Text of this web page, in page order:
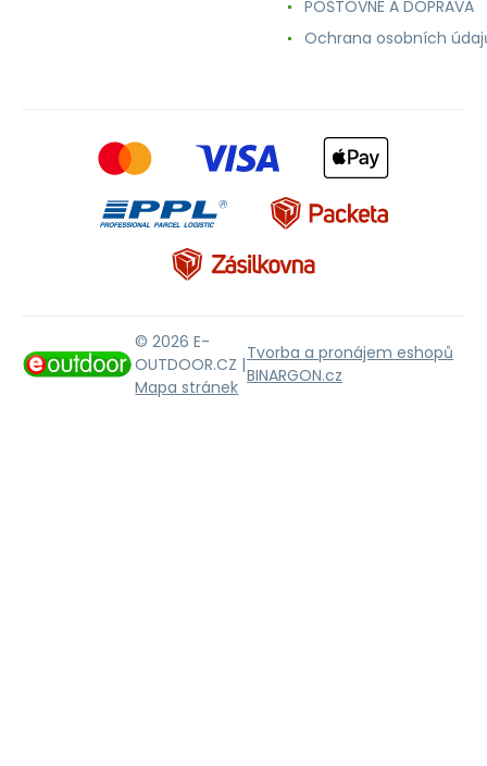
POŠTOVNÉ A DOPRAVA
Ochrana osobních
© 2026 E-
OUTDOOR.CZ |
Mapa stránek
Tvorba a pronájem eshopů
BINARGON.cz